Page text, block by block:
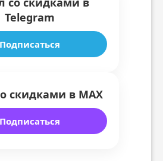
Telegram
Подписаться
скидками в MAX
Подписаться